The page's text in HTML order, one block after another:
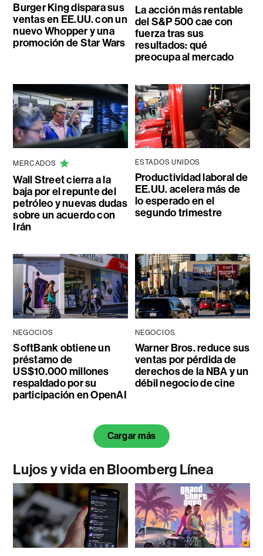
Burger King dispara sus
ventas en EE.UU. con un
nuevo Whopper y una
promoción de Star Wars
La acción más rentable
del S&P 500 cae con
fuerza tras sus
resultados: qué
preocupa al mercado
MERCADOS
Wall Street cierra a la
baja por el repunte del
petróleo y nuevas dudas
sobre un acuerdo con
Irán
ESTADOS UNIDOS
Productividad laboral de
EE.UU. acelera más de
lo esperado en el
segundo trimestre
NEGOCIOS
SoftBank obtiene un
préstamo de
US$10.000 millones
respaldado por su
participación en OpenAI
NEGOCIOS
Warner Bros. reduce sus
ventas por pérdida de
derechos de la NBA y un
débil negocio de cine
Cargar más
Lujos y vida en Bloomberg Línea